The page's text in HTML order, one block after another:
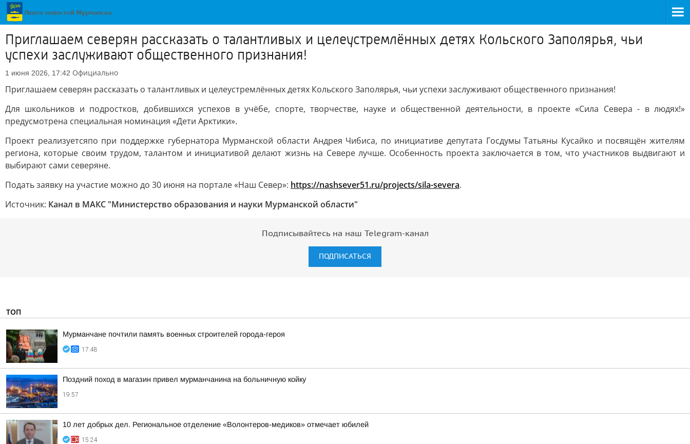
Приглашаем северян рассказать о талантливых и целеустремлённых детях Кольского Заполярья, чьи
успехи заслуживают общественного признания!
1 июня 2026, 17:42 Официально
Приглашаем северян рассказать о талантливых и целеустремлённых детях Кольского Заполярья, чьи успехи заслуживают общественного признания!
Для школьников и подростков, добившихся успехов в учёбе, спорте, творчестве, науке и общественной деятельности, в проекте «Сила Севера - в людях!»
предусмотрена специальная номинация «Дети Арктики».
Проект реализуетсяпо при поддержке губернатора Мурманской области Андрея Чибиса, по инициативе депутата Госдумы Татьяны Кусайко и посвящён жителям
региона, которые своим трудом, талантом и инициативой делают жизнь на Севере лучше. Особенность проекта заключается в том, что участников выдвигают и
выбирают сами северяне.
Подать заявку на участие можно до 30 июня на портале «Наш Север»: https://nashsever51.ru/projects/sila-severa.
Источник: Канал в МАКС "Министерство образования и науки Мурманской области"
Подписывайтесь на наш Telegram-канал
ПОДПИСАТЬСЯ
ТОП
Мурманчане почтили память военных строителей города-героя
17:48
Поздний поход в магазин привел мурманчанина на больничную койку
19:57
10 лет добрых дел. Региональное отделение «Волонтеров-медиков» отмечает юбилей
15:24